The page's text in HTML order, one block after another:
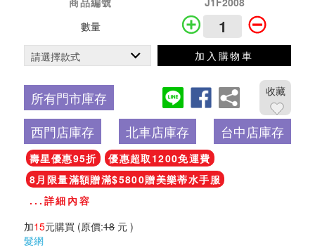
數量
加入購物車
所有門市庫存 收藏
西門店庫存 北車店庫存 台中店庫存
壽星優惠95折
優惠超取1200免運費
8月限量滿額贈滿$5800贈美樂蒂水手服
...詳細內容
加15元購買 (原價:18 元 )
髮網